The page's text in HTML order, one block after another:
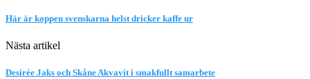
Här är koppen svenskarna helst dricker kaffe ur
Nästa artikel
Desirée Jaks och Skåne Akvavit i smakfullt samarbete